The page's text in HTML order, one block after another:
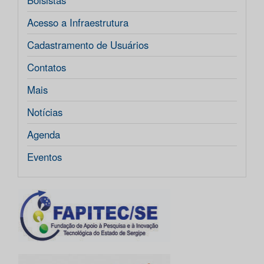
Acesso a Infraestrutura
Cadastramento de Usuários
Contatos
Mais
Notícias
Agenda
Eventos